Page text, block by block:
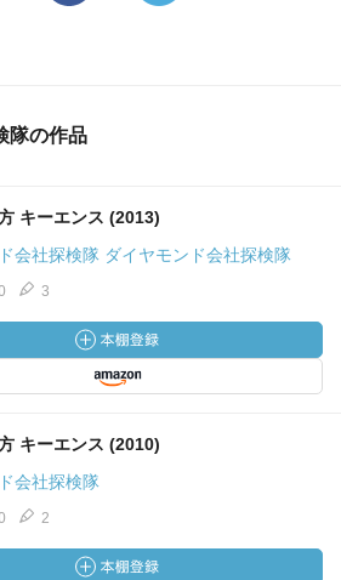
うかということ。
経済原則に照らし合わせて行う」と
にまで浸透している。
Good Challenge, Good Change,
見方で変わる」
促す」、「同じことにこだわる
いか」
and Good Challenge!」
隊の作品
キーエンス (2013)
会社探検隊 ダイヤモンド会社探検隊
3
キーエンス (2010)
会社探検隊
2